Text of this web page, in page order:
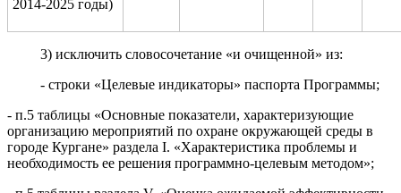
2014-2025 годы)
3) исключить словосочетание «и очищенной» из:
- строки «Целевые индикаторы» паспорта Программы;
- п.5 таблицы «Основные показатели, характеризующие
организацию мероприятий по охране окружающей среды в
городе Кургане» раздела I. «Характеристика проблемы и
необходимость ее решения программно-целевым методом»;